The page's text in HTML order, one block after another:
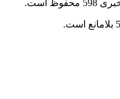
است.